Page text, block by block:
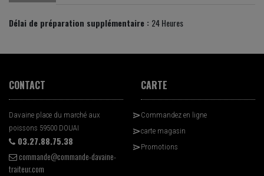
Délai de préparation supplémentaire : 24 Heures
CONTACT
Davaine place du marché aux
poissons 59500 DOUAI
03.27.88.75.38
commande@commande-davaine-
traiteur.com
CARTE
Commandez en ligne
carte magasin
Promotions